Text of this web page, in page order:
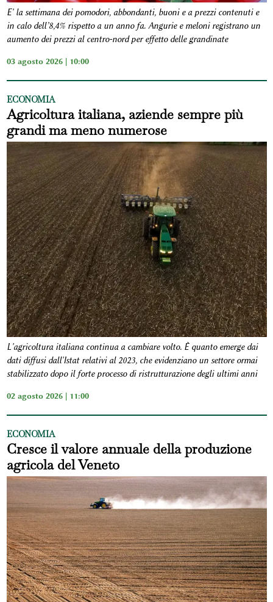
E' la settimana dei pomodori, abbondanti, buoni e a prezzi contenuti e
in calo dell’8,4% rispetto a un anno fa. Angurie e meloni registrano un
aumento dei prezzi al centro-nord per effetto delle grandinate
03 agosto 2026 | 10:00
ECONOMIA
Agricoltura italiana, aziende sempre più
grandi ma meno numerose
L'agricoltura italiana continua a cambiare volto. È quanto emerge dai
dati diffusi dall'Istat relativi al 2023, che evidenziano un settore ormai
stabilizzato dopo il forte processo di ristrutturazione degli ultimi anni
02 agosto 2026 | 11:00
ECONOMIA
Cresce il valore annuale della produzione
agricola del Veneto